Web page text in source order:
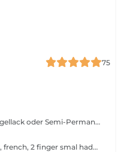
75
Professionelle Maniküre ohne Nagellack oder Semi-Permanent, für gesunde und gepflegte Hände.
Deko simple: Stase, babyboomer, french, 2 finger smal hadpaint, +4 colors Deko complex: Big strass, charms, handpaint Deko plus complex: charms, 10 Finger handpaint, 3D art